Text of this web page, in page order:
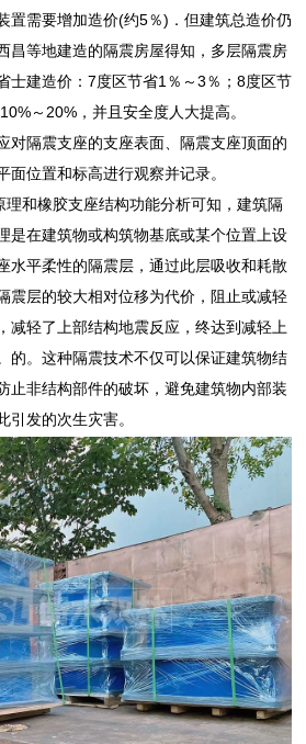
置需要增加造价(约5％)．但建筑总造价仍
昌等地建造的隔震房屋得知，多层隔震房
士建造价：7度区节省1％～3％；8度区节
～20%，并且安全度人大提高。
对隔震支座的支座表面、隔震支座顶面的
面位置和标高进行观察并记录。
理和橡胶支座结构功能分析可知，建筑隔
是在建筑物或构筑物基底或某个位置上设
水平柔性的隔震层，通过此层吸收和耗散
震层的较大相对位移为代价，阻止或减轻
减轻了上部结构地震反应，终达到减轻上
的。这种隔震技术不仅可以保证建筑物结
止非结构部件的破坏，避免建筑物内部装
引发的次生灾害。